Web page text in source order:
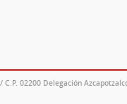
C.P. 02200 Delegación